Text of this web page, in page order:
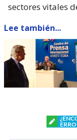
sectores vitales
Lee también...